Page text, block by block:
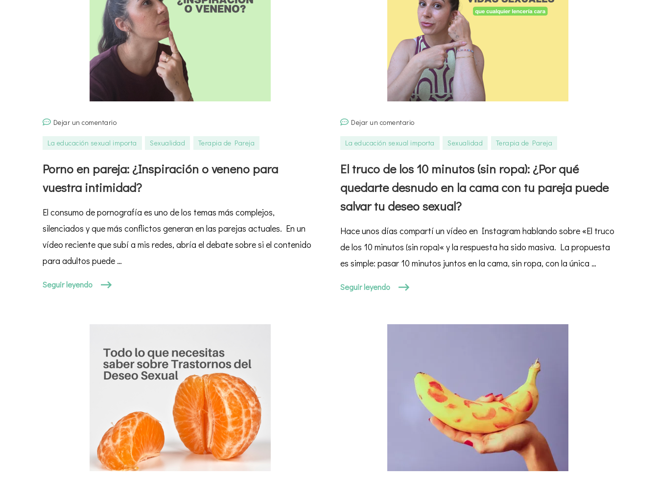
Dejar un comentarioen
en
¿Inspiración
o
para
vuestra
La educación sexual importa Sexualidad Terapia de Pareja
Porno en pareja: ¿Inspiración o veneno para
vuestra intimidad?
El consumo de pornografía es uno de los temas más complejos,
silenciados y que más conflictos generan en las parejas actuales. En un
vídeo reciente que subí a mis redes, abría el debate sobre si el contenido
para adultos puede …
Seguir leyendo
Dejar un comentarioen
truco
los
10
(sin
¿Por
qué
quedarte
con
salvar
tu
deseo
sexual?
La educación sexual importa Sexualidad Terapia de Pareja
El truco de los 10 minutos (sin ropa): ¿Por qué
quedarte desnudo en la cama con tu pareja puede
salvar tu deseo sexual?
Hace unos días compartí un vídeo en Instagram hablando sobre «El truco
de los 10 minutos (sin ropa)« y la respuesta ha sido masiva. La propuesta
es simple: pasar 10 minutos juntos en la cama, sin ropa, con la única …
Seguir leyendo